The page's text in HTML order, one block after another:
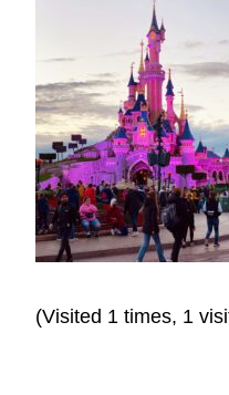
(Visited 1 times, 1